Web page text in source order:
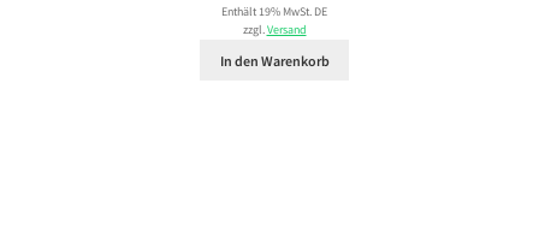
Enthält 19% MwSt. DE
zzgl.Versand
In den Warenkorb